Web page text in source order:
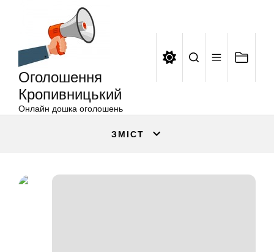
Оголошення
Кропивницький
Онлайн дошка оголошень
ЗМІСТ